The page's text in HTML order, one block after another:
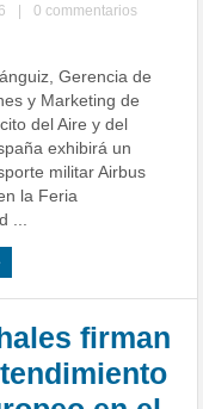
0 commentarios
Gerencia de
y Marketing de
del Aire y del
exhibirá un
militar Airbus
la Feria
...
firman